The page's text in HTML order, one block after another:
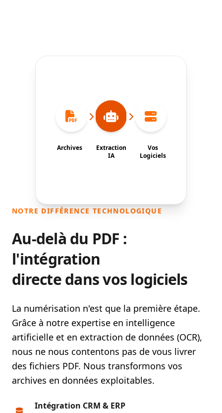
Archives
Extraction
IA
Vos
Logiciels
NOTRE DIFFÉRENCE TECHNOLOGIQUE
Au-delà du PDF :
l'intégration
directe dans vos logiciels
La numérisation n'est que la première étape.
Grâce à notre expertise en intelligence
artificielle et en extraction de données (OCR),
nous ne nous contentons pas de vous livrer
des fichiers PDF. Nous transformons vos
archives en données exploitables.
Intégration CRM & ERP